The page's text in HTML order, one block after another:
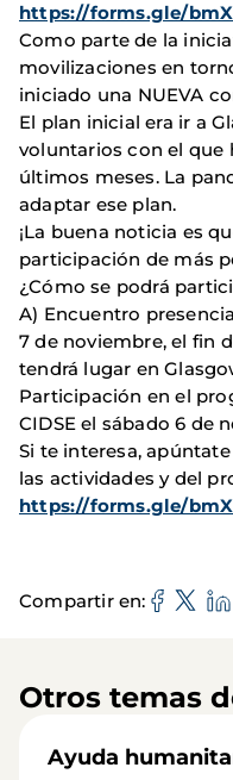
https://forms.gle/
Como parte de la
movilizaciones en
iniciado una NUEVA
El plan inicial era ir a
voluntarios con el que
últimos meses. La
adaptar ese plan.
¡La buena noticia es
participación de más
¿Cómo se podrá
A) Encuentro
7 de noviembre, el fin
tendrá lugar en
Participación en el
CIDSE el sábado 6 de
Si te interesa,
las actividades y del
https://forms.gle/
Compartir en
Otros temas
Ayuda